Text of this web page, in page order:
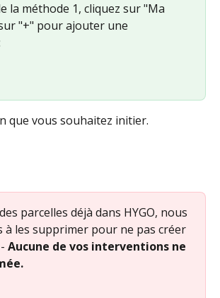
la méthode 1, cliquez sur "Ma
"+" pour ajouter une
que vous souhaitez initier.
parcelles déjà dans HYGO, nous
à les supprimer pour ne pas créer
Aucune de vos interventions ne